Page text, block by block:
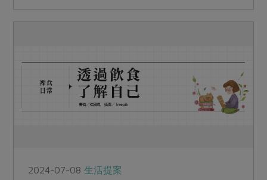
2024-07-08生活提案